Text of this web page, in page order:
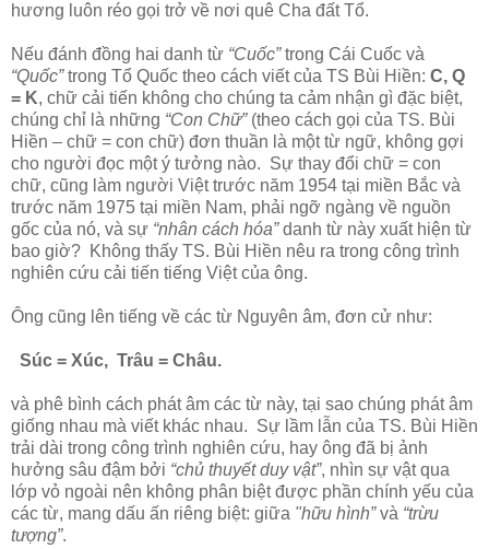
hương luôn réo gọi trở về nơi quê Cha đất Tổ.
Nếu đánh đồng hai danh từ “Cuốc”trong Cái Cuốc và
“Quốc”trong Tổ Quốc theo cách viết của TS Bùi Hiền: C, Q
= K, chữ cải tiến không cho chúng ta cảm nhận gì đặc biệt,
chúng chỉ là những “Con Chữ”(theo cách gọi của TS. Bùi
Hiền – chữ = con chữ) đơn thuần là một từ ngữ, không gợi
cho người đọc một ý tưởng nào. Sự thay đổi chữ = con
chữ, cũng làm người Việt trước năm 1954 tại miền Bắc và
trước năm 1975 tại miền Nam, phải ngỡ ngàng về nguồn
gốc của nó, và sự “nhân cách hóa”danh từ này xuất hiện từ
bao giờ? Không thấy TS. Bùi Hiền nêu ra trong công trình
nghiên cứu cải tiến tiếng Việt của ông.
Ông cũng lên tiếng về các từ Nguyên âm, đơn cử như:
Súc = Xúc, Trâu = Châu.
và phê bình cách phát âm các từ này, tại sao chúng phát âm
giống nhau mà viết khác nhau. Sự lầm lẫn của TS. Bùi Hiền
trải dài trong công trình nghiên cứu, hay ông đã bị ảnh
hưởng sâu đậm bởi “chủ thuyết duy vật”, nhìn sự vật qua
lớp vỏ ngoài nên không phân biệt được phần chính yếu của
các từ, mang dấu ấn riêng biệt: giữa "hữu hình”và “trừu
tượng”.